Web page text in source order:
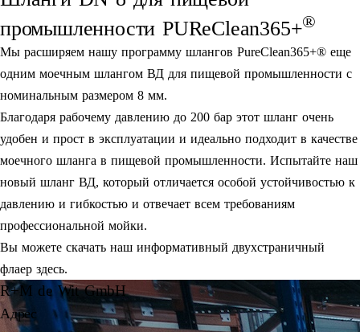
промышленности PUReClean365+®
Мы расширяем нашу программу шлангов PureClean365+® еще
одним моечным шлангом ВД для пищевой промышленности с
номинальным размером 8 мм.
Благодаря рабочему давлению до 200 бар этот шланг очень
удобен и прост в эксплуатации и идеально подходит в качестве
моечного шланга в пищевой промышленности. Испытайте наш
новый шланг ВД, который отличается особой устойчивостью к
давлению и гибкостью и отвечает всем требованиям
профессиональной мойки.
Вы можете скачать наш информативный двухстраничный
флаер здесь.
R+M de Wit GmbH
Адрес